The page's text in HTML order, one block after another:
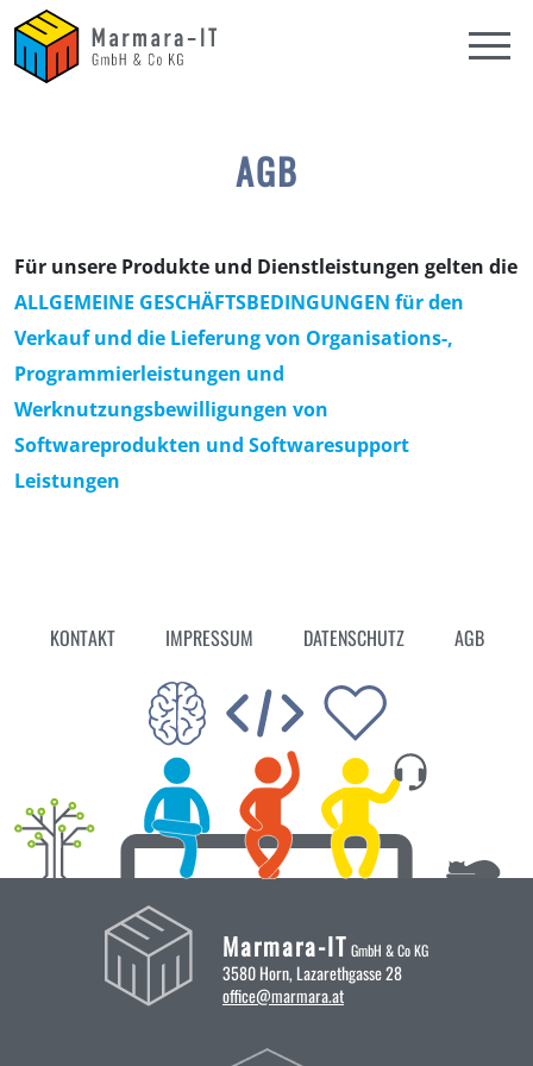
AGB
Für unsere Produkte und Dienstleistungen gelten die
ALLGEMEINE GESCHÄFTSBEDINGUNGEN für den
Verkauf und die Lieferung von Organisations-,
Programmierleistungen und
Werknutzungsbewilligungen von
Softwareprodukten und Softwaresupport
Leistungen
KONTAKT IMPRESSUM DATENSCHUTZ AGB
Marmara-IT GmbH & Co KG
3580 Horn, Lazarethgasse 28
office@marmara.at